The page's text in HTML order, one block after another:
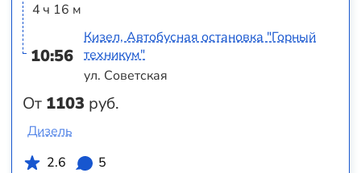
4 ч 16 м
10:56
От 1103 руб.
Кизел, Автобусная остановка "Горный
техникум"
ул. Советская
Дизель
2.6
5